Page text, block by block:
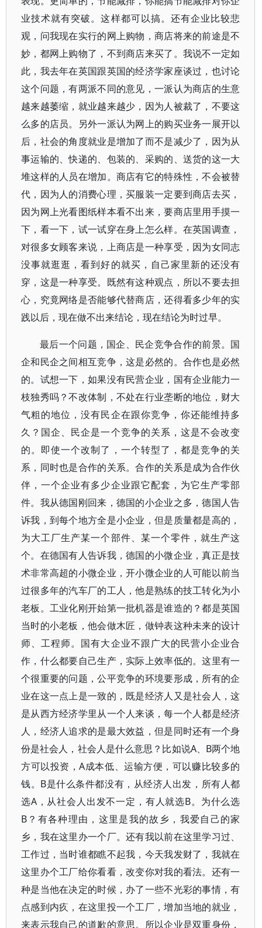
业技术就有突破。这样都可以搞。还有企业比较悲
观，问我现在实行的网上购物，商店将来的前途是不
妙，都网上购物了，不到商店来买了。我说不一定如
此，我去年在英国跟英国的经济学家座谈过，也讨论
这个问题，有两派不同的意见，一派认为商店的生意
越来越萎缩，就业越来越少，因为人被裁了，不要这
么多的店员。另外一派认为网上的购买业务一展开以
后，社会的角度就业是增加了而不是减少了，因为从
事运输的、快递的、包装的、采购的、送货的这一大
堆这样的人员在增加。商店有它的特殊性，不会被替
代，因为人的消费心理，买服装一定要到商店去买，
因为网上光看图纸样本看不出来，要商店里用手摸一
下，看一下，试一试穿在身上怎么样。在英国调查，
对很多女顾客来说，上商店是一种享受，因为女同志
没事就逛逛，看到好的就买，自己家里新的还没有
穿，这是一种享受。既然有这种观点，所以不要去担
心，究竟网络是否能够代替商店，还得看多少年的实
践以后，现在做不出来结论，现在结论为时过早。
最后一个问题，国企、民企竞争合作的前景。国
企和民企之间相互竞争，这是必然的。合作也是必然
的。试想一下，如果没有民营企业，国有企业能力一
枝独秀吗？不改体制，不处在行业垄断的地位，财大
气粗的地位，没有民企在跟你竞争，你还能维持多
久？国企、民企是一个竞争的关系，这是不会改变
的。即使一个改制了，一个转型了，都是竞争的关
系，同时也是合作的关系。合作的关系是成为合作伙
伴，一个企业有多少企业跟它配套，为它生产零部
件。我从德国刚回来，德国的小企业之多，德国人告
诉我，到每个地方全是小企业，但是质量都是高的，
为大工厂生产某一个部件、某一个零件，就生产这
个。在德国有人告诉我，德国的小微企业，真正是技
术非常高超的小微企业，开小微企业的人可能以前当
过很多年的汽车厂的工人，他是熟练的技工转化为小
老板。工业化刚开始第一批机器是谁造的？都是英国
当时的小老板，他会做木匠，做钟表这种未来的设计
师、工程师。国有大企业不跟广大的民营小企业合
作，什么都要自己生产，实际上效率低的。这里有一
个很重要的问题，公平竞争的环境要形成，所有的企
业在这一点上是一致的，既是经济人又是社会人，这
是从西方经济学里从一个人来谈，每一个人都是经济
人，经济人追求的是最大效益，但是同时还有一个身
份是社会人，社会人是什么意思？比如说A、B两个地
方可以投资，A成本低、运输方便，可以赚比较多的
钱。B是什么条件都没有，从经济人出发，所有人都
选A，从社会人出发不一定，有人就选B。为什么选
B？有各种理由，这里是我的故乡，我爱自己的家
乡，我在这里办一个厂。还有我以前在这里学习过、
工作过，当时谁都瞧不起我，今天我发财了，我就在
这里办个工厂给你看看，改变你对我的看法。还有一
种是当他在决定的时候，办了一些不光彩的事情，有
点感到内疚，在这里投一个工厂，增加当地的就业，
来表示我自己的道歉的意思。所以企业是双重身份，